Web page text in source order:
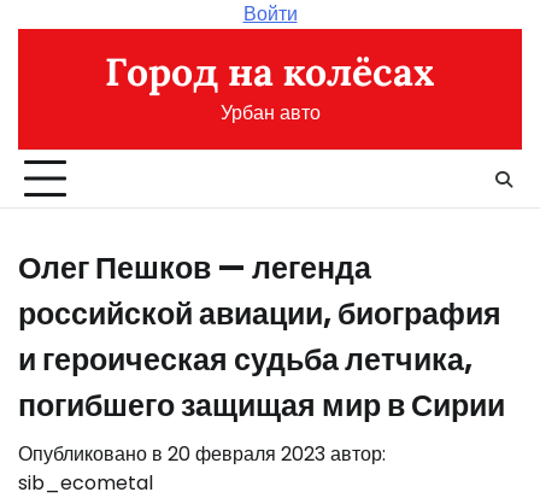
содержимому
Войти
Город на колёсах
Урбан авто
Олег Пешков — легенда
российской авиации, биография
и героическая судьба летчика,
погибшего защищая мир в Сирии
Опубликовано в 20 февраля 2023автор:
sib_ecometal